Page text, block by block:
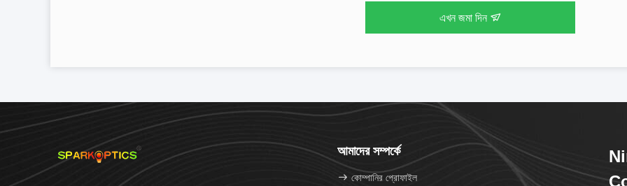
এখন জমা দিন
আমাদের সম্পর্কে
কোম্পানির প্রোফাইল